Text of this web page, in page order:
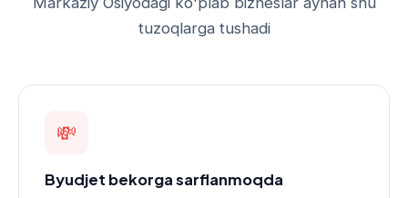
tuzoqlarga tushadi
💸
Byudjet bekorga sarflanmoqda